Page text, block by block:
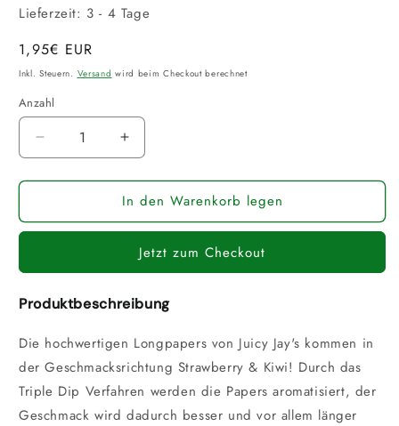
Lieferzeit: 3 - 4 Tage
Normaler
Preis
1,95€ EUR
Inkl. Steuern. Versand wird beim Checkout berechnet
Anzahl
Verringere
die
Menge
Juicy
&amp;
Kiwi
King
Slim
Longpapers
Erhöhe
die
Menge
für
Juicy
Strawberry
&amp;
Kiwi
King
Slim
Longpapers
In den Warenkorb legen
Jetzt zum Checkout
Produktbeschreibung
Die hochwertigen Longpapers von Juicy Jay's kommen in
der Geschmacksrichtung Strawberry & Kiwi! Durch das
Triple Dip Verfahren werden die Papers aromatisiert, der
Geschmack wird dadurch besser und vor allem länger